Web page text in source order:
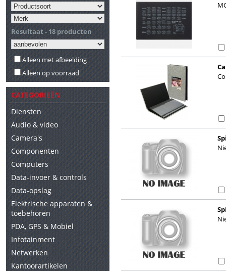
Resultaat - 18 producten
Alleen met afbeelding
Alleen op voorraad
CATEGORIEËN
Diensten
Audio & video
Camera's
Componenten
Computers
Data-invoer & controls
Data-opslag
Elektrische apparaten &
toebehoren
PDA, GPS & Mobiel
Infotainment
Netwerken
Kantoorartikelen